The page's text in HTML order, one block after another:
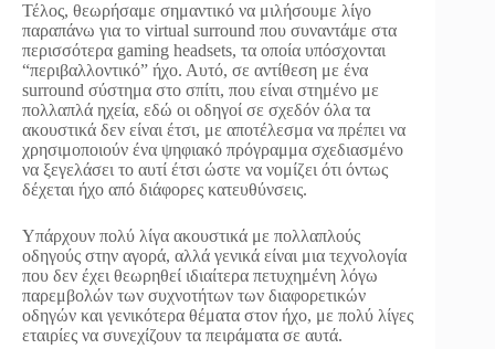
Τέλος, θεωρήσαμε σημαντικό να μιλήσουμε λίγο
παραπάνω για το virtual surround που συναντάμε στα
περισσότερα gaming headsets, τα οποία υπόσχονται
“περιβαλλοντικό” ήχο. Αυτό, σε αντίθεση με ένα
surround σύστημα στο σπίτι, που είναι στημένο με
πολλαπλά ηχεία, εδώ οι οδηγοί σε σχεδόν όλα τα
ακουστικά δεν είναι έτσι, με αποτέλεσμα να πρέπει να
χρησιμοποιούν ένα ψηφιακό πρόγραμμα σχεδιασμένο
να ξεγελάσει το αυτί έτσι ώστε να νομίζει ότι όντως
δέχεται ήχο από διάφορες κατευθύνσεις.
Υπάρχουν πολύ λίγα ακουστικά με πολλαπλούς
οδηγούς στην αγορά, αλλά γενικά είναι μια τεχνολογία
που δεν έχει θεωρηθεί ιδιαίτερα πετυχημένη λόγω
παρεμβολών των συχνοτήτων των διαφορετικών
οδηγών και γενικότερα θέματα στον ήχο, με πολύ λίγες
εταιρίες να συνεχίζουν τα πειράματα σε αυτά.